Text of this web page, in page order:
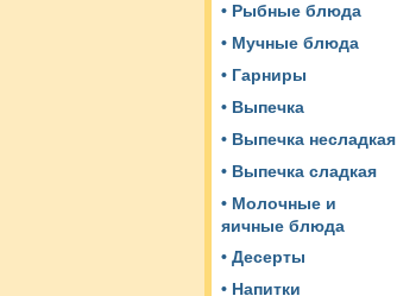
• Рыбные блюда
• Мучные блюда
• Гарниры
• Выпечка
• Выпечка несладкая
• Выпечка сладкая
• Молочные и
яичные блюда
• Десерты
• Напитки